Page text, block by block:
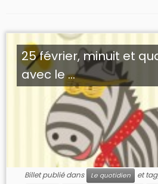
25 février, minuit et
avec le ...
Billet publié dans Le quotidien et